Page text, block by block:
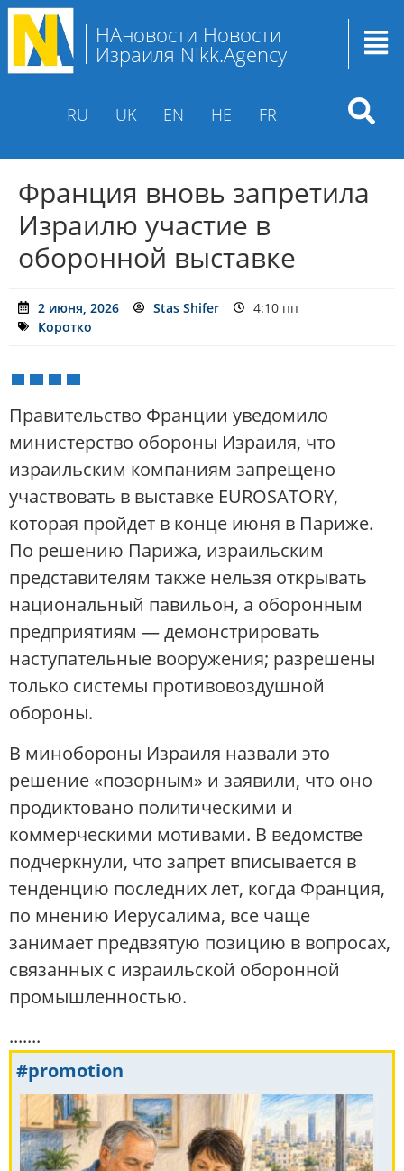
НАновости Новости
Израиля Nikk.Agency
RU UK EN HE FR
Франция вновь запретила
Израилю участие в
оборонной выставке
2 июня, 2026 Stas Shifer
4:10 пп
Коротко
Правительство Франции уведомило
министерство обороны Израиля, что
израильским компаниям запрещено
участвовать в выставке EUROSATORY,
которая пройдет в конце июня в Париже.
По решению Парижа, израильским
представителям также нельзя открывать
национальный павильон, а оборонным
предприятиям — демонстрировать
наступательные вооружения; разрешены
только системы противовоздушной
обороны.
В минобороны Израиля назвали это
решение «позорным» и заявили, что оно
продиктовано политическими и
коммерческими мотивами. В ведомстве
подчеркнули, что запрет вписывается в
тенденцию последних лет, когда Франция,
по мнению Иерусалима, все чаще
занимает предвзятую позицию в вопросах,
связанных с израильской оборонной
промышленностью.
.......
#promotion